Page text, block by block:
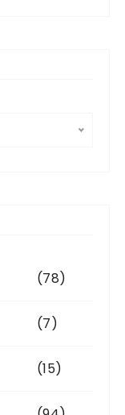
(78)
(7)
(15)